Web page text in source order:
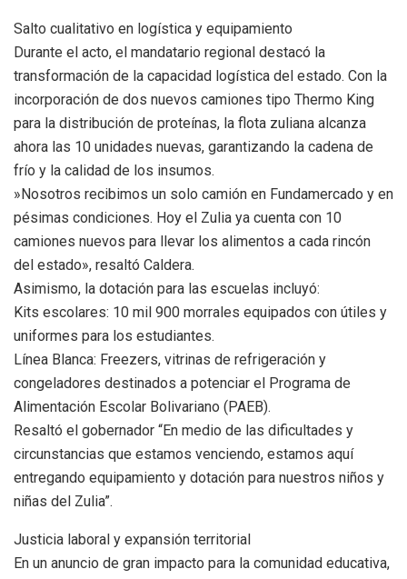
​Salto cualitativo en logística y equipamiento
​Durante el acto, el mandatario regional destacó la
transformación de la capacidad logística del estado. Con la
incorporación de dos nuevos camiones tipo Thermo King
para la distribución de proteínas, la flota zuliana alcanza
ahora las 10 unidades nuevas, garantizando la cadena de
frío y la calidad de los insumos.
​»Nosotros recibimos un solo camión en Fundamercado y en
pésimas condiciones. Hoy el Zulia ya cuenta con 10
camiones nuevos para llevar los alimentos a cada rincón
del estado», resaltó Caldera.
​Asimismo, la dotación para las escuelas incluyó:
​Kits escolares: 10 mil 900 morrales equipados con útiles y
uniformes para los estudiantes.
​Línea Blanca: Freezers, vitrinas de refrigeración y
congeladores destinados a potenciar el Programa de
Alimentación Escolar Bolivariano (PAEB).
Resaltó el gobernador “En medio de las dificultades y
circunstancias que estamos venciendo, estamos aquí
entregando equipamiento y dotación para nuestros niños y
niñas del Zulia”.
​Justicia laboral y expansión territorial
​En un anuncio de gran impacto para la comunidad educativa,